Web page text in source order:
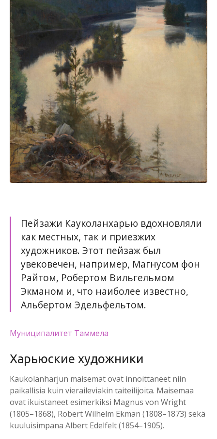
Пейзажи Кауколанхарью вдохновляли
как местных, так и приезжих
художников. Этот пейзаж был
увековечен, например, Магнусом фон
Райтом, Робертом Вильгельмом
Экманом и, что наиболее известно,
Альбертом Эдельфельтом.
Муниципалитет Таммела
Харьюские художники
Kaukolanharjun maisemat ovat innoittaneet niin
paikallisia kuin vieraileviakin taiteilijoita. Maisemaa
ovat ikuistaneet esimerkiksi Magnus von Wright
(1805–1868), Robert Wilhelm Ekman (1808–1873) sekä
kuuluisimpana Albert Edelfelt (1854–1905).